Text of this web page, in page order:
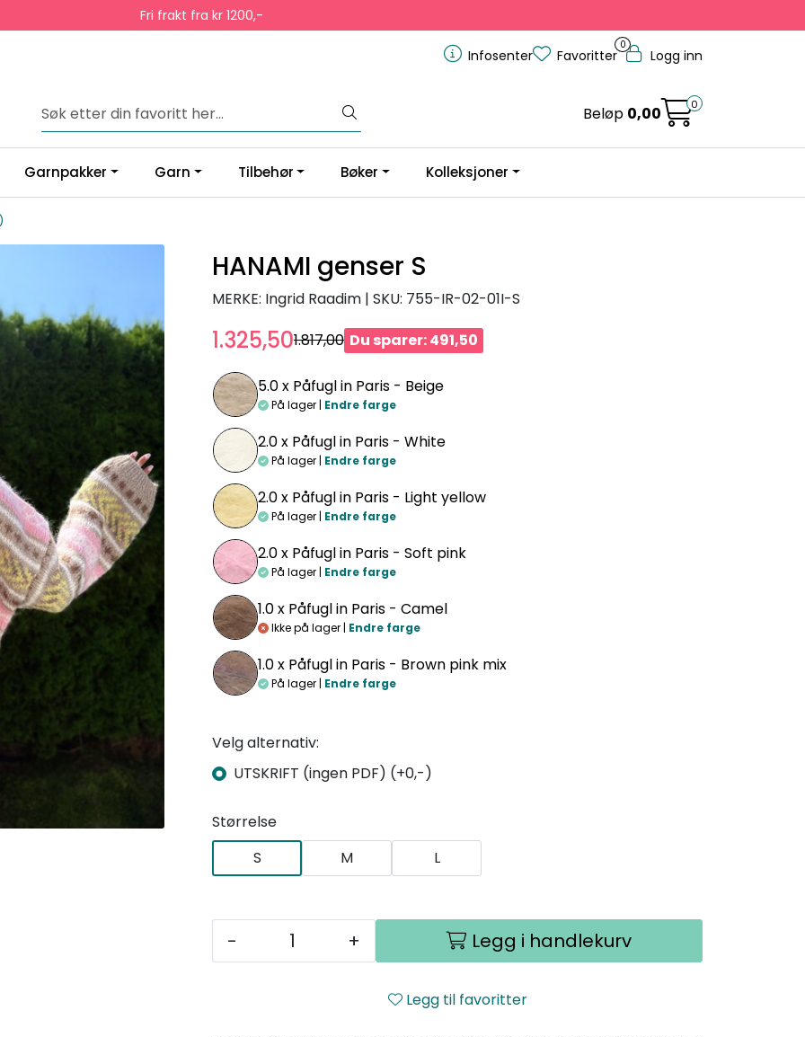
Fri frakt fra kr 1200,-
Infosenter
0
Favoritter Logg inn
Beløp 0,00 0
Garnpakker Garn Tilbehør Bøker Kolleksjoner
HANAMI genser S
MERKE: Ingrid Raadim | SKU: 755-IR-02-01I-S
1.325,501.817,00 Du sparer: 491,50
5.0 x Påfugl in Paris - Beige
På lager | Endre farge
2.0 x Påfugl in Paris - White
På lager | Endre farge
2.0 x Påfugl in Paris - Light yellow
På lager | Endre farge
2.0 x Påfugl in Paris - Soft pink
På lager | Endre farge
1.0 x Påfugl in Paris - Camel
Ikke på lager | Endre farge
1.0 x Påfugl in Paris - Brown pink mix
På lager | Endre farge
Velg alternativ:
UTSKRIFT (ingen PDF) (+0,-)
Størrelse
S
M L
- + Legg i handlekurv
Legg til favoritter